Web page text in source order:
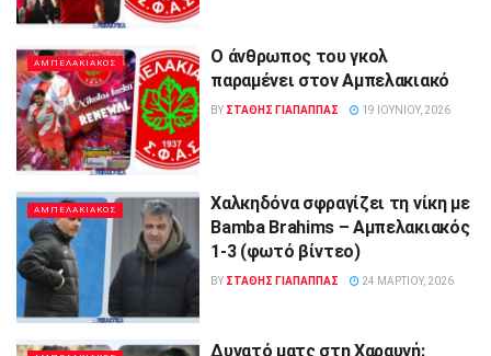
ΑΜΠΕΛΑΚΙΑΚΟΣ
Ο άνθρωπος του γκολ
παραμένει στον Αμπελακιακό
BY ΣΤΑΘΗΣ ΓΊΑΠΑΠΠΑΣ 19 ΙΟΥΝΊΟΥ, 2026
ΑΜΠΕΛΑΚΙΑΚΟΣ
Χαλκηδόνα σφραγίζει τη νίκη με
Bamba Brahims – Αμπελακιακός
1-3 (φωτό βίντεο)
BY ΣΤΑΘΗΣ ΓΊΑΠΑΠΠΑΣ 24 ΜΑΡΤΊΟΥ, 2026
Δυνατό ματς στη Χαραυγή: